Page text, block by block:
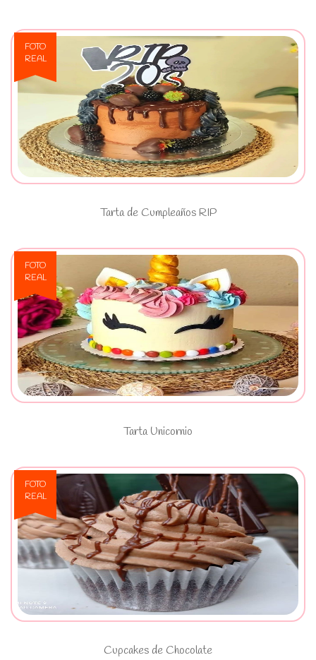
FOTO
REAL
Ver Tarta de Cumpleaños RIP
Tarta de Cumpleaños RIP
FOTO
REAL
Ver Tarta Unicornio
Tarta Unicornio
FOTO
REAL
Ver Cupcakes de Chocolate
Cupcakes de Chocolate